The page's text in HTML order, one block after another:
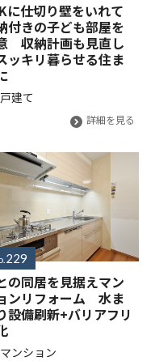
に仕切り壁をいれて
付きの子ども部屋を
収納計画も見直し
ッキリ暮らせる住ま
戸建て
詳細を見る
229
の同居を見据えマン
ンリフォーム 水ま
設備刷新+バリアフリ
マンション